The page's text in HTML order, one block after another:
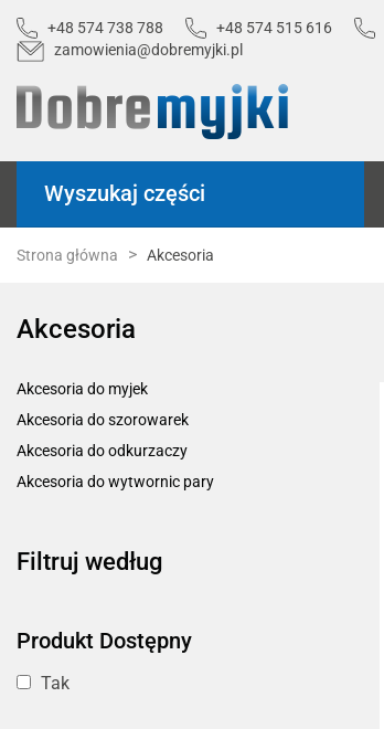
+48 574 738 788 +48 574 515 616
zamowienia@dobremyjki.pl
Wyszukaj części
Strona główna Akcesoria
Akcesoria
Akcesoria do myjek
Akcesoria do szorowarek
Akcesoria do odkurzaczy
Akcesoria do wytwornic pary
Filtruj według
Produkt Dostępny
Tak